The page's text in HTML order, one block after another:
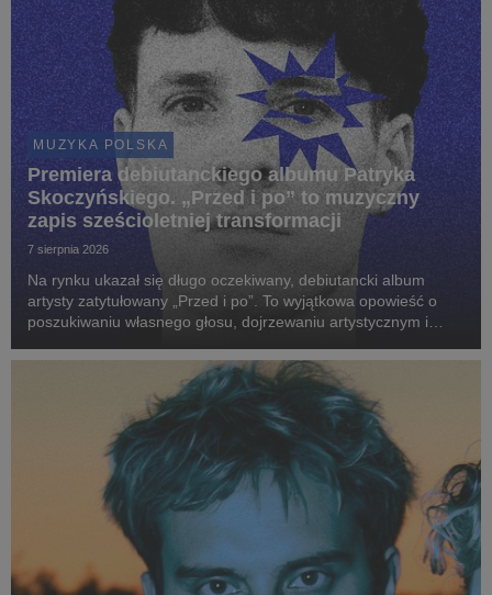
MUZYKA POLSKA
Premiera debiutanckiego albumu Patryka
Skoczyńskiego. „Przed i po” to muzyczny
zapis sześcioletniej transformacji
7 sierpnia 2026
Na rynku ukazał się długo oczekiwany, debiutancki album
artysty zatytułowany „Przed i po”. To wyjątkowa opowieść o
poszukiwaniu własnego głosu, dojrzewaniu artystycznym i
młodego twórcy.